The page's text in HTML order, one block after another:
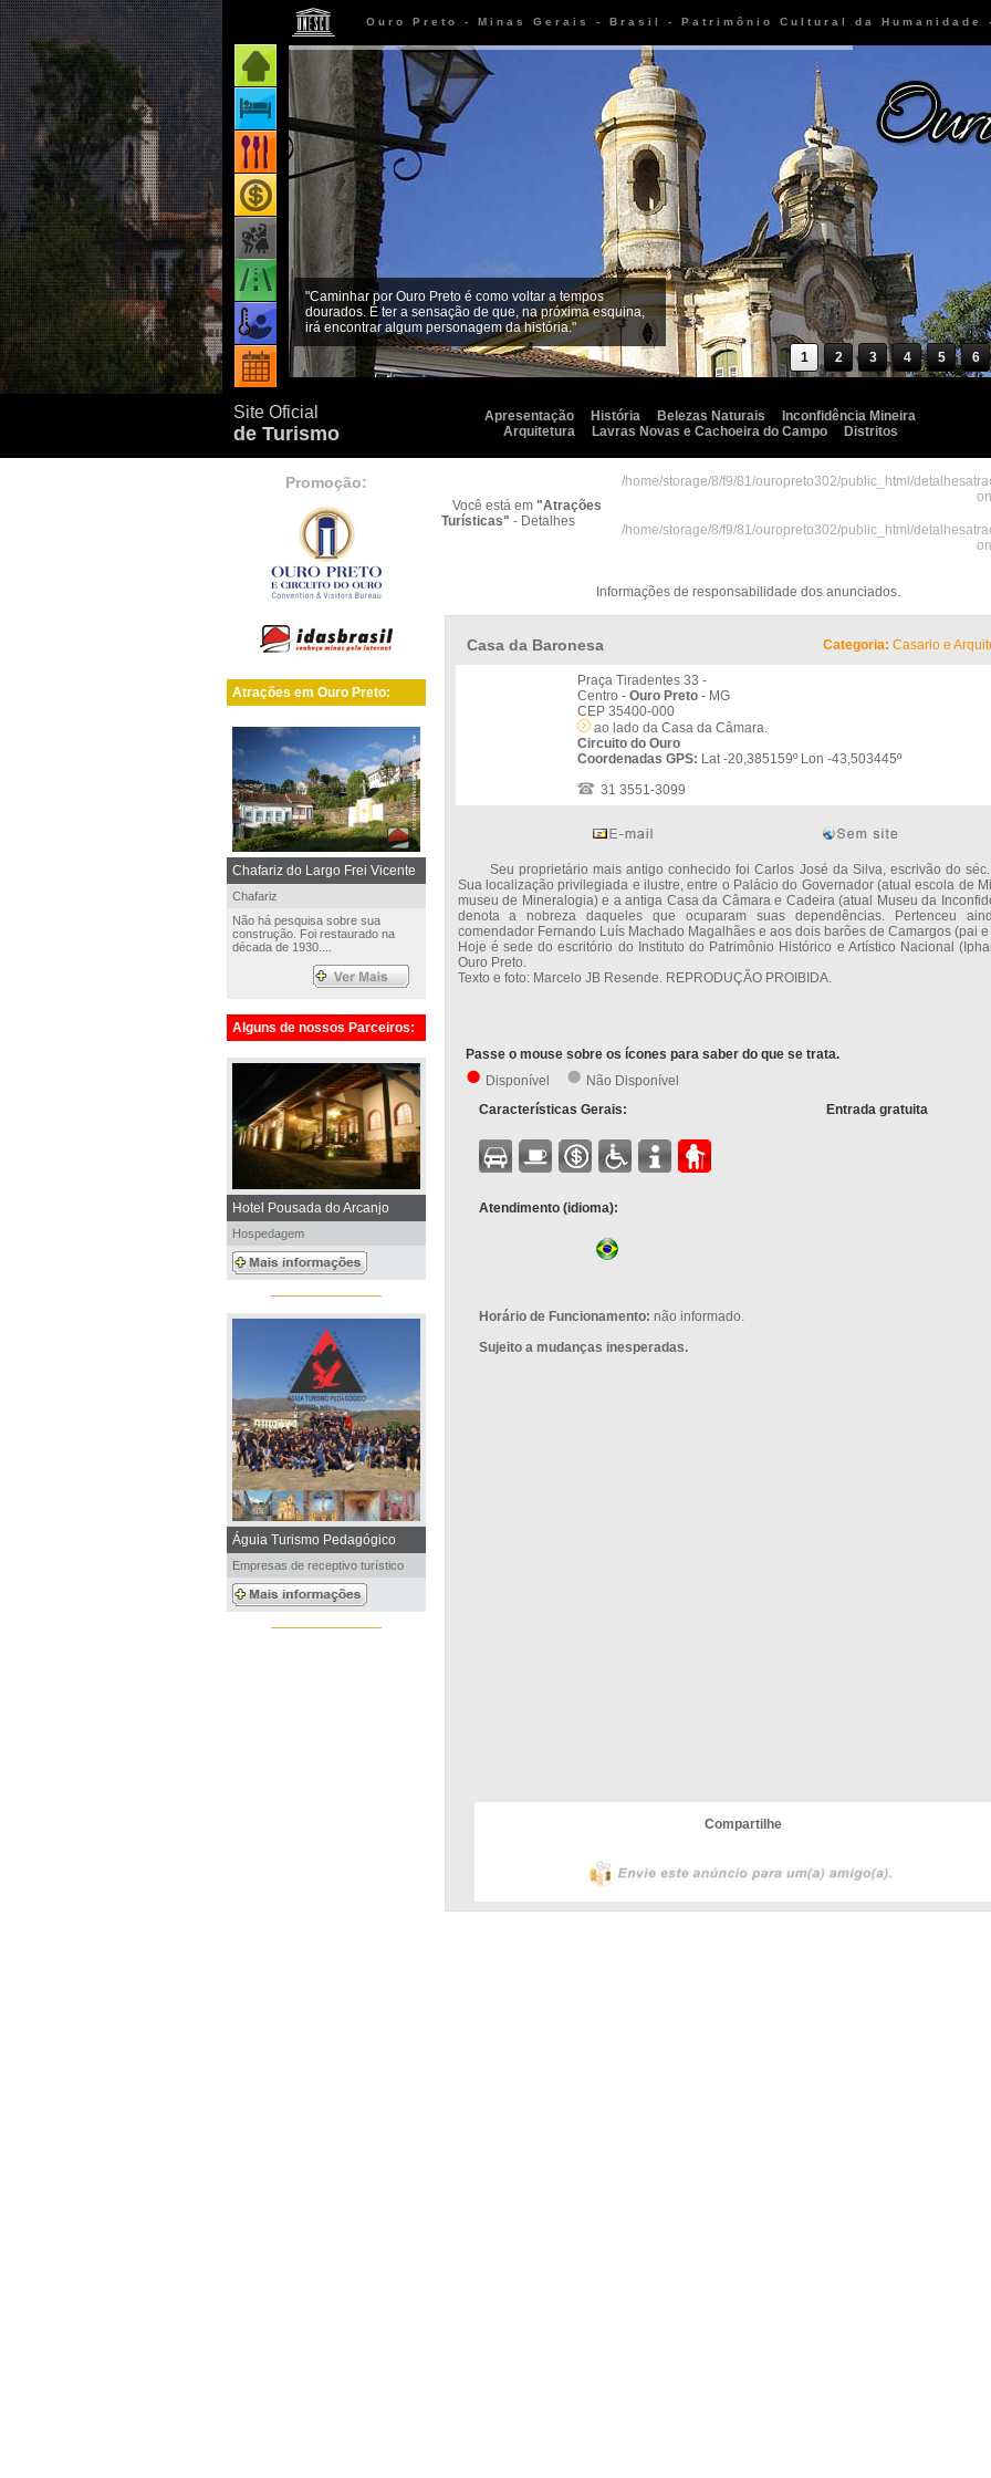
Ouro Preto - Minas Gerais - Brasil - Patrimônio Cultural da Humanidade
Página inicial
Onde ficar
Onde comer
Onde comprar
Como chegar
Quando ir
Eventos
"Caminhar por Ouro Preto é como voltar a tempos
dourados. É ter a sensação de que, na próxima esquina,
irá encontrar algum personagem da história."
1
2 3 4 5 6
Site Oficial
de Turismo
Apresentação História Belezas Naturais
Inconfidência Mineira
Arquitetura
Lavras Novas e Cachoeira do Campo Distritos
Promoção:
Atrações em Ouro Preto:
Chafariz do Largo Frei Vicente
Chafariz
Não há pesquisa sobre sua
construção. Foi restaurado na
década de 1930....
Alguns de nossos Parceiros:
Hotel Pousada do Arcanjo
Hospedagem
Águia Turismo Pedagógico
Empresas de receptivo turístico
Você está em "Atrações
Turísticas" - Detalhes
/home/storage/8/f9/81/ouropreto302/public_html/
/home/storage/8/f9/81/ouropreto302/public_html/
Informações de responsabilidade dos anunciados.
Casa da Baronesa Categoria: Casario e
Praça Tiradentes 33 -
Centro - Ouro Preto- MG
CEP 35400-000
ao lado da Casa da Câmara.
Circuito do Ouro
Coordenadas GPS: Lat -20,385159º Lon -43,503445º
31 3551-3099
Seu proprietário mais antigo conhecido foi Carlos José da Silva, escrivão do séc.
Sua localização privilegiada e ilustre, entre o Palácio do Governador (atual escola de
museu de Mineralogia) e a antiga Casa da Câmara e Cadeira (atual Museu da
denota a nobreza daqueles que ocuparam suas dependências. Pertenceu
comendador Fernando Luís Machado Magalhães e aos dois barões de Camargos (pai
Hoje é sede do escritório do Instituto do Patrimônio Histórico e Artístico Nacional
Ouro Preto.
Texto e foto: Marcelo JB Resende. REPRODUÇÃO PROIBIDA.
Passe o mouse sobre os ícones para saber do que se trata.
Disponível
Não Disponível
Características Gerais:
Atendimento (idioma):
Entrada gratuita
Horário de Funcionamento: não informado.
Sujeito a mudanças inesperadas.
Compartilhe